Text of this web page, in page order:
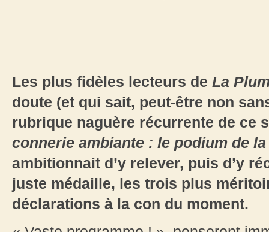
Les plus fidèles lecteurs de La
doute (et qui sait, peut-être non
rubrique naguère récurrente de ce
connerie ambiante : le podium de
ambitionnait d’y relever, puis d’y
juste médaille, les trois plus
déclarations à la con du moment.